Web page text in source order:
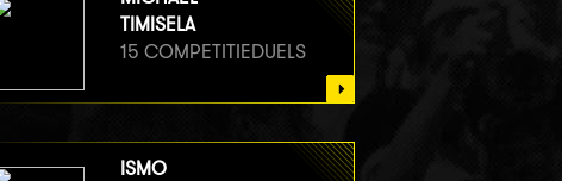
TIMISELA
15 COMPETITIEDUELS
ISMO